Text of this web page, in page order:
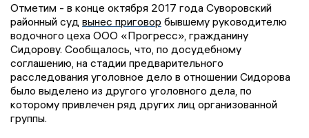
Отметим - в конце октября 2017 года Суворовский
районный суд вынес приговор бывшему руководителю
водочного цеха ООО «Прогресс», гражданину
Сидорову. Сообщалось, что, по досудебному
соглашению, на стадии предварительного
расследования уголовное дело в отношении Сидорова
было выделено из другого уголовного дела, по
которому привлечен ряд других лиц организованной
группы.